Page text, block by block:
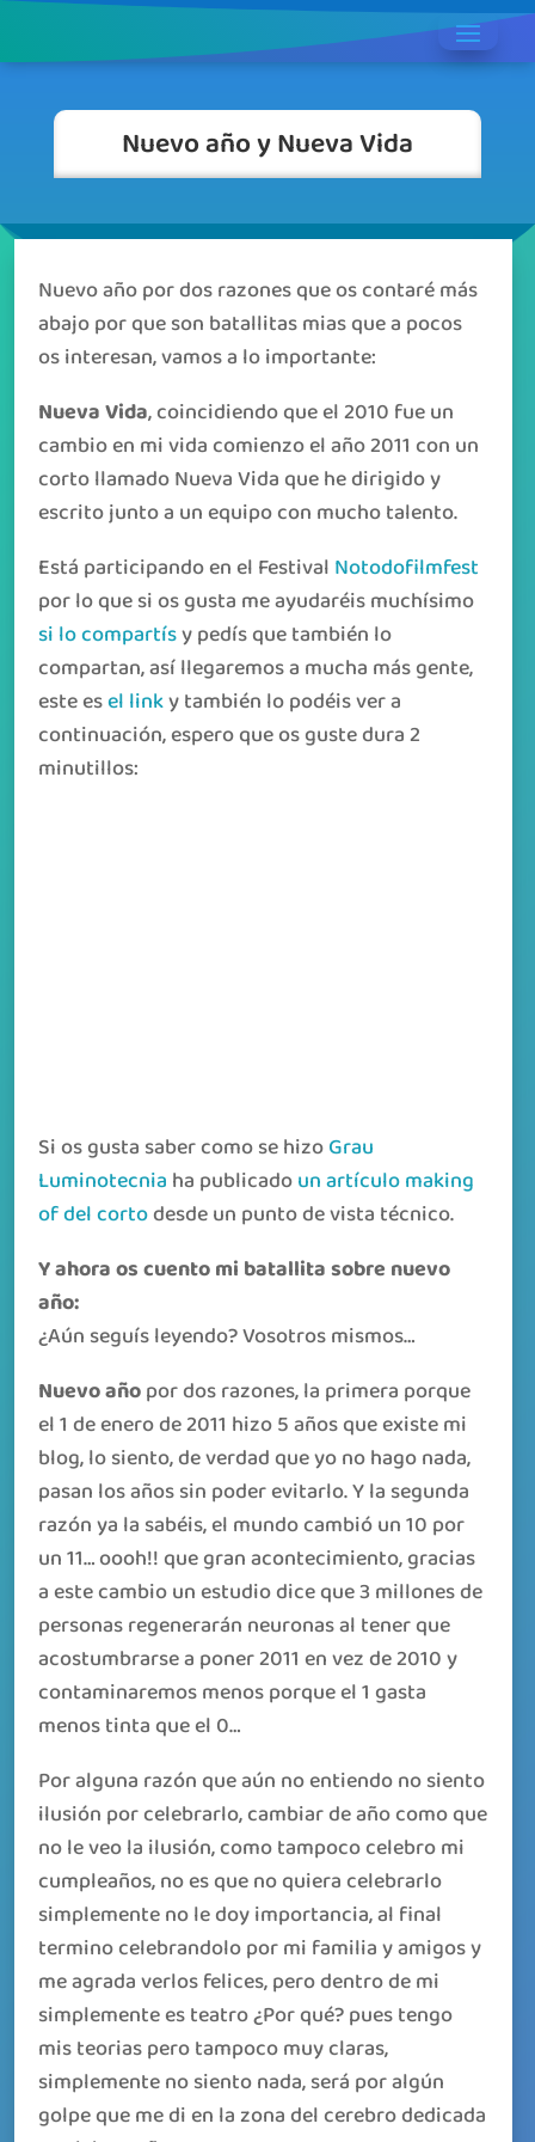
Nuevo año y Nueva Vida
Nuevo año por dos razones que os contaré más
abajo por que son batallitas mias que a pocos
os interesan, vamos a lo importante:
Nueva Vida, coincidiendo que el 2010 fue un
cambio en mi vida comienzo el año 2011 con un
corto llamado Nueva Vida que he dirigido y
escrito junto a un equipo con mucho talento.
Está participando en el Festival Notodofilmfest
por lo que si os gusta me ayudaréis muchísimo
si lo compartísy pedís que también lo
compartan, así llegaremos a mucha más gente,
este esel linky también lo podéis ver a
continuación, espero que os guste dura 2
minutillos:
Si os gusta saber como se hizoGrau
Luminotecnia ha publicadoun artículo making
of del cortodesde un punto de vista técnico.
Y ahora os cuento mi batallita sobre nuevo
año:
¿Aún seguís leyendo? Vosotros mismos…
Nuevo añopor dos razones, la primera porque
el 1 de enero de 2011 hizo 5 años que existe mi
blog, lo siento, de verdad que yo no hago nada,
pasan los años sin poder evitarlo. Y la segunda
razón ya la sabéis, el mundo cambió un 10 por
un 11… oooh!! que gran acontecimiento, gracias
a este cambio un estudio dice que 3 millones de
personas regenerarán neuronas al tener que
acostumbrarse a poner 2011 en vez de 2010 y
contaminaremos menos porque el 1 gasta
menos tinta que el 0…
Por alguna razón que aún no entiendo no siento
ilusión por celebrarlo, cambiar de año como que
no le veo la ilusión, como tampoco celebro mi
cumpleaños, no es que no quiera celebrarlo
simplemente no le doy importancia, al final
termino celebrandolo por mi familia y amigos y
me agrada verlos felices, pero dentro de mi
simplemente es teatro ¿Por qué? pues tengo
mis teorias pero tampoco muy claras,
simplemente no siento nada, será por algún
golpe que me di en la zona del cerebro dedicada